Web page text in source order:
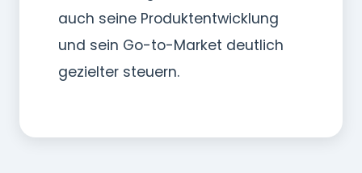
auch seine Produktentwicklung
und sein Go-to-Market deutlich
gezielter steuern.